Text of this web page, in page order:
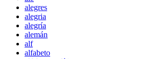
alegres
alegria
alegría
alemán
alf
alfabeto